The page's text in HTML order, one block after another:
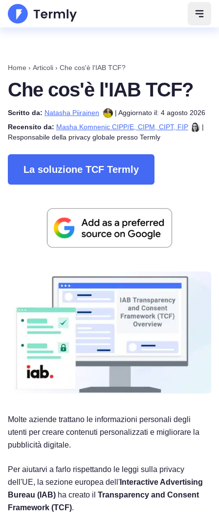
Apri
Home › Articoli › Che cos'è l'IAB TCF?
Che cos'è l'IAB TCF?
Scritto da: Natasha Piirainen
| Aggiornato il: 4 agosto 2026
Recensito da: Masha Komnenic CIPP/E, CIPM, CIPT, FIP
|
Responsabile della privacy globale presso Termly
La soluzione TCF Termly
Molte aziende trattano le informazioni personali degli
utenti per creare contenuti personalizzati e migliorare la
pubblicità digitale.
Per aiutarvi a farlo rispettando le leggi sulla privacy
dell'UE, la sezione europea dell' Interactive Advertising
Bureau (IAB) ha creato il Transparency and Consent
Framework (TCF).